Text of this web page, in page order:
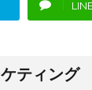
ティング